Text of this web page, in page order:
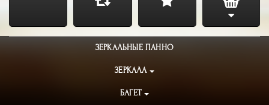
ЗЕРКАЛЬНЫЕ ПАННО
ЗЕРКАЛА
БАГЕТ